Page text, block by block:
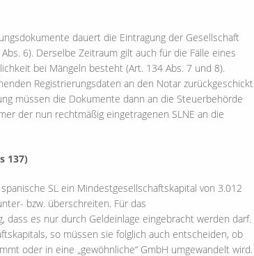
dauert die Eintragung der Gesellschaft
6). Derselbe Zeitraum gilt auch für die Fälle eines
bei Mängeln besteht (Art. 134 Abs. 7 und 8).
Registrierungsdaten an den Notar zurückgeschickt
müssen die Dokumente dann an die Steuerbehörde
der nun rechtmäßig eingetragenen SLNE an die
137)
SL ein Mindestgesellschaftskapital von 3.012
bzw. überschreiten. Für das
es nur durch Geldeinlage eingebracht werden darf.
so müssen sie folglich auch entscheiden, ob
oder in eine „gewöhnliche“ GmbH umgewandelt wird.